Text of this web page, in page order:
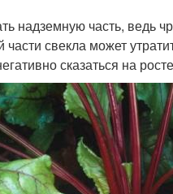
надземную часть, ведь
свекла может
сказаться на